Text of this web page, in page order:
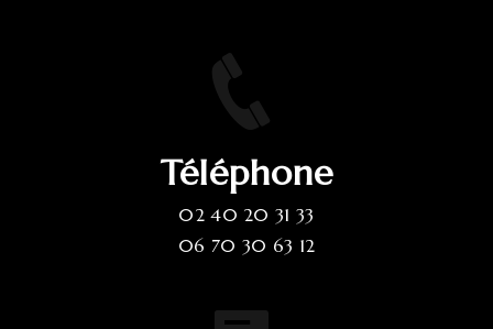
Téléphone
02 40 20 31 33
06 70 30 63 12